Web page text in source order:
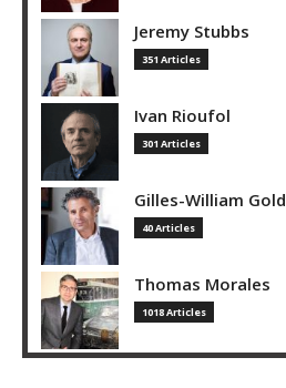
Jeremy Stubbs
351 Articles
Ivan Rioufol
301 Articles
Gilles-William
40 Articles
Thomas Morales
1018 Articles